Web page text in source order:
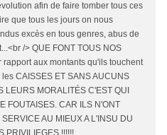
afin de faire tomber tous ces
que tous les jours on nous
excès en tous genres, abus de
/> QUE FONT TOUS NOS
rapport aux montants qu'ils touchent
CAISSES ET SANS AUCUNS
LEURS MORALITÉS C'EST QUI
FOUTAISES. CAR ILS N'ONT
AU MIEUX A L'INSU DU
PRIVILIEGES !!!!!!